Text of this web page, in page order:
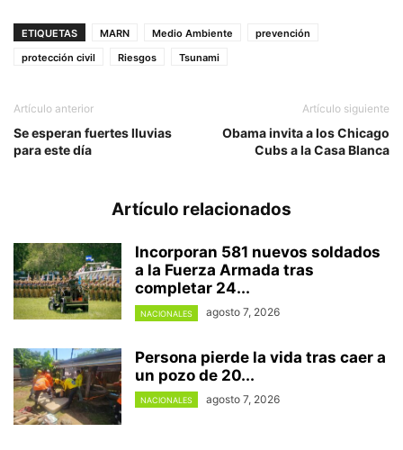
ETIQUETAS MARN Medio Ambiente
prevención
protección civil
Riesgos Tsunami
Artículo anterior
Se esperan fuertes lluvias
para este día
Artículo siguiente
Obama invita a los Chicago
Cubs a la Casa Blanca
Artículo relacionados
Incorporan 581 nuevos soldados
a la Fuerza Armada tras
completar 24...
NACIONALES agosto 7, 2026
Persona pierde la vida tras caer a
un pozo de 20...
NACIONALES agosto 7, 2026